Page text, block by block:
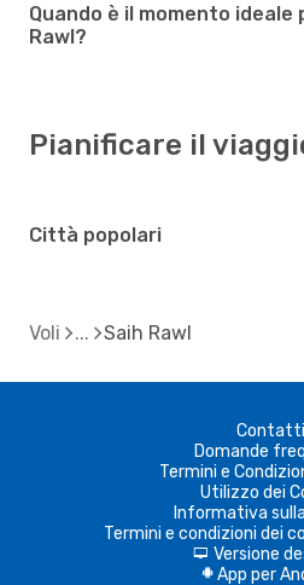
Quando è il momento ideale
Rawl?
Pianificare il
Città popolari
Voli Saih Rawl
Contatti
Domande
Termini e
Utilizzo dei
Informativa
Termini e condizioni dei
d Versione
A App per